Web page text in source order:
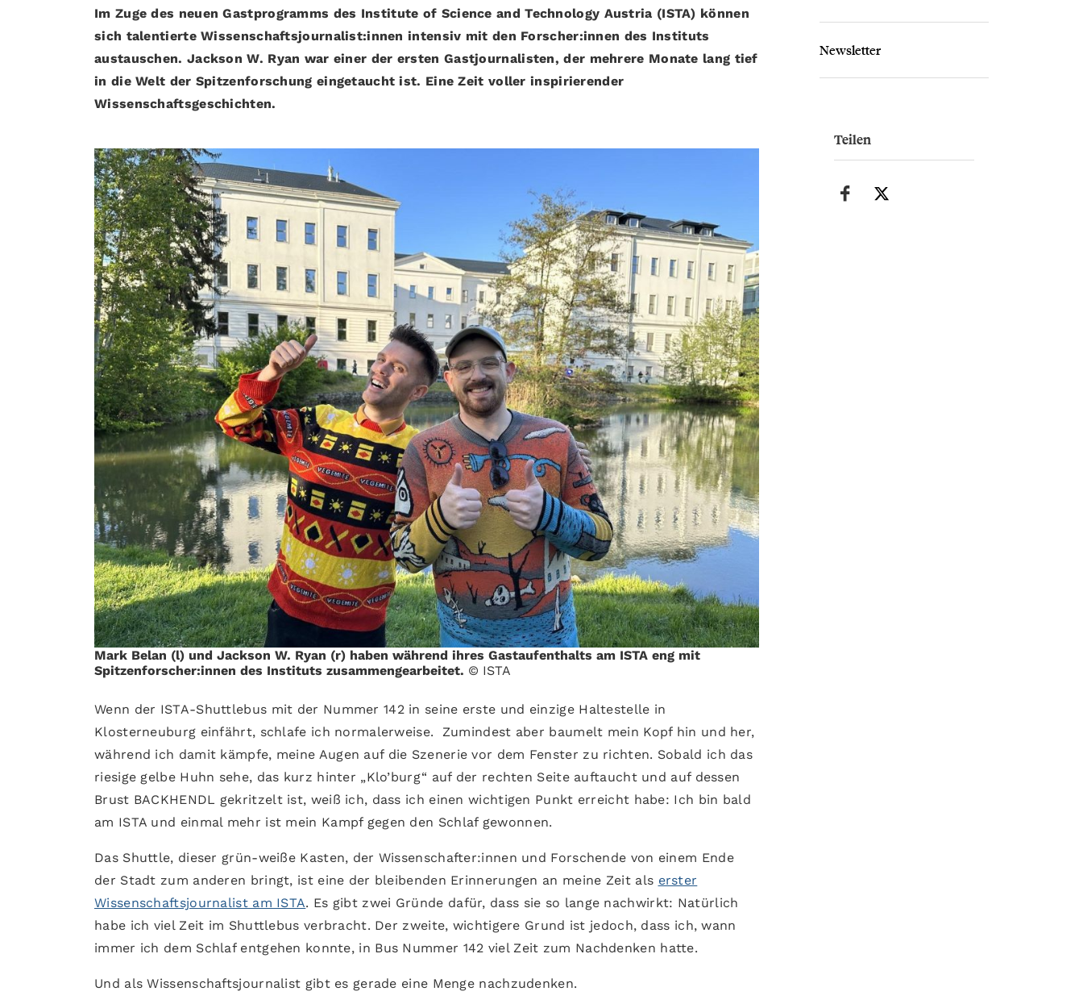
Im Zuge des neuen Gastprogramms des Institute of Science and Technology Austria (ISTA) können
sich talentierte Wissenschaftsjournalist:innen intensiv mit den Forscher:innen des Instituts
austauschen. Jackson W. Ryan war einer der ersten Gastjournalisten, der mehrere Monate lang tief
in die Welt der Spitzenforschung eingetaucht ist. Eine Zeit voller inspirierender
Wissenschaftsgeschichten.
Mark Belan (l) und Jackson W. Ryan (r) haben während ihres Gastaufenthalts am ISTA eng mit
Spitzenforscher:innen des Instituts zusammengearbeitet. © ISTA
Wenn der ISTA-Shuttlebus mit der Nummer 142 in seine erste und einzige Haltestelle in
Klosterneuburg einfährt, schlafe ich normalerweise. Zumindest aber baumelt mein Kopf hin und her,
während ich damit kämpfe, meine Augen auf die Szenerie vor dem Fenster zu richten. Sobald ich das
riesige gelbe Huhn sehe, das kurz hinter „Klo’burg“ auf der rechten Seite auftaucht und auf dessen
Brust BACKHENDL gekritzelt ist, weiß ich, dass ich einen wichtigen Punkt erreicht habe: Ich bin bald
am ISTA und einmal mehr ist mein Kampf gegen den Schlaf gewonnen.
Das Shuttle, dieser grün-weiße Kasten, der Wissenschafter:innen und Forschende von einem Ende
der Stadt zum anderen bringt, ist eine der bleibenden Erinnerungen an meine Zeit als erster
Wissenschaftsjournalist am ISTA. Es gibt zwei Gründe dafür, dass sie so lange nachwirkt: Natürlich
habe ich viel Zeit im Shuttlebus verbracht. Der zweite, wichtigere Grund ist jedoch, dass ich, wann
immer ich dem Schlaf entgehen konnte, in Bus Nummer 142 viel Zeit zum Nachdenken hatte.
Und als Wissenschaftsjournalist gibt es gerade eine Menge nachzudenken.
Newsletter
Teilen